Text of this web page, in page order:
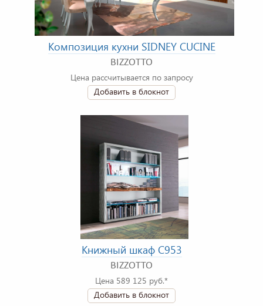
Композиция кухни SIDNEY CUCINE
BIZZOTTO
Цена рассчитывается по запросу
Добавить в блокнот
Книжный шкаф C953
BIZZOTTO
Цена 589 125 руб.*
Добавить в блокнот